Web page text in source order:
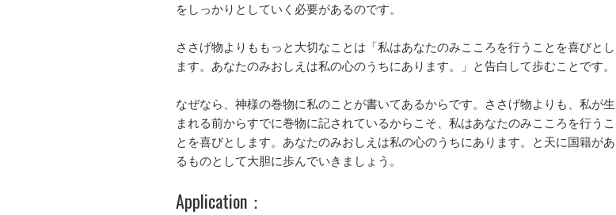
をしっかりとしていく必要があるのです。
ささげ物よりももっと大切なことは「私はあなたのみこころを行うことを喜びとし
ます。あなたのみおしえは私の心のうちにあります。」と告白して歩むことです。
なぜなら、神様の巻物に私のことが書いてあるからです。ささげ物よりも、私が生
まれる前からすでに巻物に記されているからこそ、私はあなたのみこころを行うこ
とを喜びとします。あなたのみおしえは私の心のうちにあります。と天に国籍があ
るものとして大胆に歩んでいきましょう。
Application：